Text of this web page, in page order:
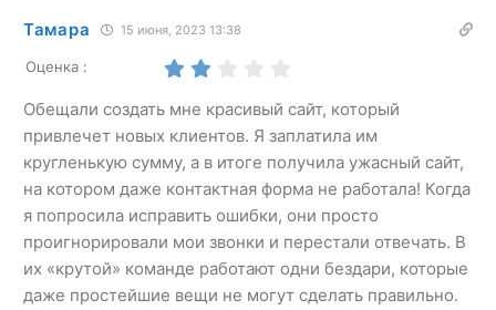
Тамара 15 июня, 2023 13:38
Оценка :
Обещали создать мне красивый сайт, который
привлечет новых клиентов. Я заплатила им
кругленькую сумму, а в итоге получила ужасный сайт,
на котором даже контактная форма не работала! Когда
я попросила исправить ошибки, они просто
проигнорировали мои звонки и перестали отвечать. В
их «крутой» команде работают одни бездари, которые
даже простейшие вещи не могут сделать правильно.